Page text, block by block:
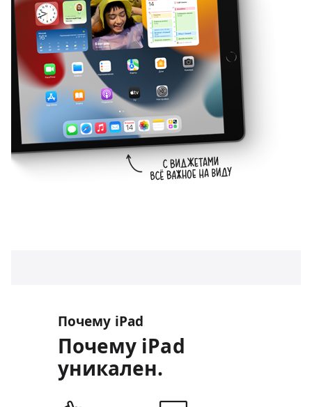
Почему iPad
Почему iPad
уникален.